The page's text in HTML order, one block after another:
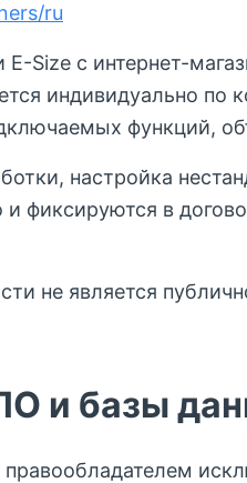
ru
E-Size с интернет-
индивидуально
функций,
настройка
и фиксируются в
не является
и базы